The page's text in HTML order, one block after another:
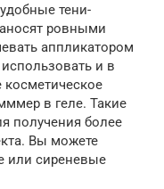
тени-
ровными
аппликатором
и в
косметическое
в геле. Такие
получения более
Вы можете
или сиреневые